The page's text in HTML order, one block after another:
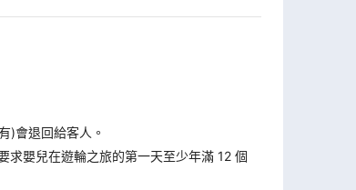
)會退回給客人。
求嬰兒在遊輪之旅的第一天至少年滿 12 個